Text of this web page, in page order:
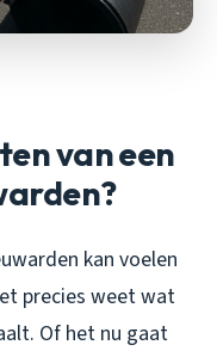
van een
kan voelen
precies weet wat
Of het nu gaat